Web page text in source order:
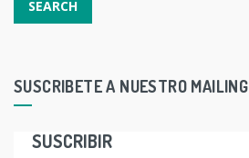
SUSCRIBETE A NUESTRO MAILING
SUSCRIBIR